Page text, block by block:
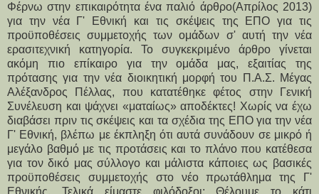
Φέρνω στην επικαιρότητα ένα παλιό άρθρο(Απρίλος 2013)
για την νέα Γ' Εθνική και τις σκέψεις της ΕΠΟ για τις
προϋποθέσεις συμμετοχής των ομάδων σ' αυτή την νέα
ερασιτεχνική κατηγορία. Το συγκεκριμένο άρθρο γίνεται
ακόμη πιο επίκαιρο για την ομάδα μας, εξαιτίας της
πρότασης για την νέα διοικητική μορφή του Π.Α.Σ. Μέγας
Αλέξανδρος Πέλλας, που κατατέθηκε φέτος στην Γενική
Συνέλευση και ψάχνει «ματαίως» αποδέκτες! Χωρίς να έχω
διαβάσει πριν τις σκέψεις και τα σχέδια της ΕΠΟ για την νέα
Γ' Εθνική, βλέπω με έκπληξη ότι αυτά συνάδουν σε μικρό ή
μεγάλο βαθμό με τις προτάσεις και το πλάνο που κατέθεσα
για τον δικό μας σύλλογο και μάλιστα κάποιες ως βασικές
προϋποθέσεις συμμετοχής στο νέο πρωτάθλημα της Γ'